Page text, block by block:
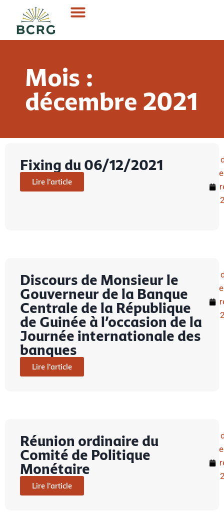
Mois :
décembre 2021
Fixing du 06/12/2021
Lire l'article
Discours de Monsieur le
Gouverneur de la Banque
Centrale de la République
de Guinée à l’occasion de la
Journée internationale des
banques
Lire l'article
Réunion ordinaire du
Comité de Politique
Monétaire
Lire l'article